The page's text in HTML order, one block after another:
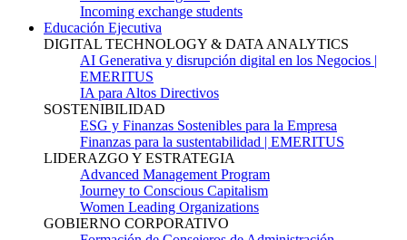
Incoming exchange students
Educación Ejecutiva
DIGITAL TECHNOLOGY & DATA ANALYTICS
AI Generativa y disrupción digital en los Negocios |
EMERITUS
IA para Altos Directivos
SOSTENIBILIDAD
ESG y Finanzas Sostenibles para la Empresa
Finanzas para la sustentabilidad | EMERITUS
LIDERAZGO Y ESTRATEGIA
Advanced Management Program
Journey to Conscious Capitalism
Women Leading Organizations
GOBIERNO CORPORATIVO